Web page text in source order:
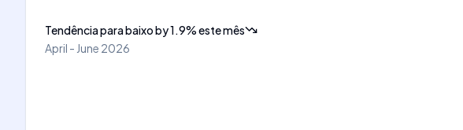
Tendência para baixoby1.9%este mês
April - June 2026